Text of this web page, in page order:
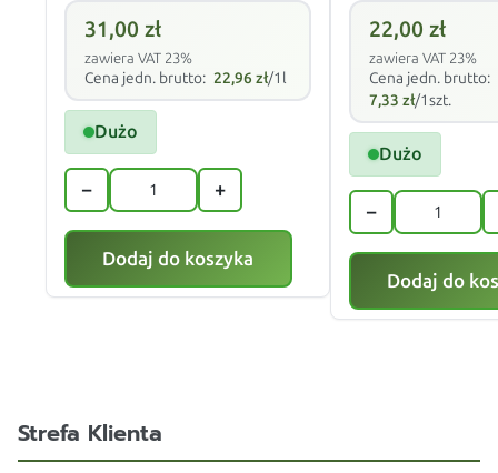
31,00 zł
zawiera VAT 23%
Cena jedn. brutto: 22,96 zł/1l
Dużo
− +
Dodaj do koszyka
22,00 zł
zawiera VAT 23%
Cena jedn. brutto:
7,33 zł/1szt.
Dużo
−
Dodaj do
Strefa Klienta